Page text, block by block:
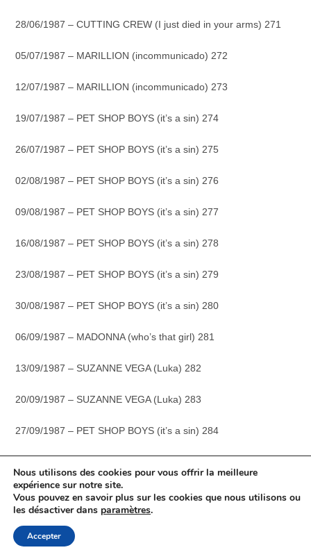
28/06/1987 – CUTTING CREW (I just died in your arms) 271
05/07/1987 – MARILLION (incommunicado) 272
12/07/1987 – MARILLION (incommunicado) 273
19/07/1987 – PET SHOP BOYS (it’s a sin) 274
26/07/1987 – PET SHOP BOYS (it’s a sin) 275
02/08/1987 – PET SHOP BOYS (it’s a sin) 276
09/08/1987 – PET SHOP BOYS (it’s a sin) 277
16/08/1987 – PET SHOP BOYS (it’s a sin) 278
23/08/1987 – PET SHOP BOYS (it’s a sin) 279
30/08/1987 – PET SHOP BOYS (it’s a sin) 280
06/09/1987 – MADONNA (who’s that girl) 281
13/09/1987 – SUZANNE VEGA (Luka) 282
20/09/1987 – SUZANNE VEGA (Luka) 283
27/09/1987 – PET SHOP BOYS (it’s a sin) 284
11/10/1987 – LADY PANK (to co mam) 286
18/10/1987 – LADY PANK (to co mam) 287
Nous utilisons des cookies pour vous offrir la meilleure
expérience sur notre site.
Vous pouvez en savoir plus sur les cookies que nous utilisons ou
les désactiver dans paramètres.
Accepter